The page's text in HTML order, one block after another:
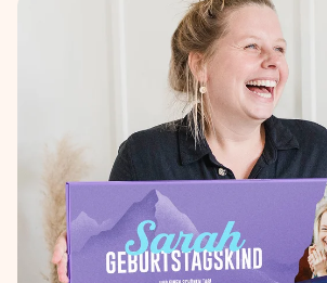
Erstelle etwas Einzigartiges in wenigen
ihrem Namen, deinem Foto oder einer
Herzen. Kein Stress, nur pure Liebe für